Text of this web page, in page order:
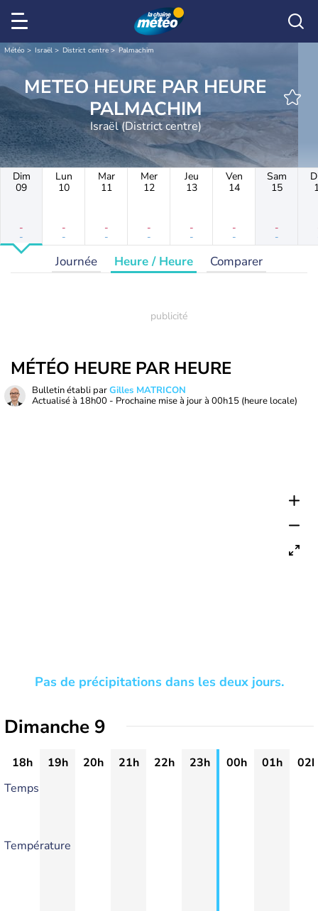
Météo Israël District centre Palmachim
METEO HEURE PAR HEURE
PALMACHIM
Israël (District centre)
Dim
09
-
-
Lun
10
-
-
Mar
11
-
-
Mer
12
-
-
Jeu
13
-
-
Ven
14
-
-
Sam
15
-
-
Journée Heure / Heure Comparer
MÉTÉO HEURE PAR HEURE
Bulletin établi parGilles MATRICON
Actualisé à 18h00 - Prochaine mise à jour à 00h15 (heure locale)
Pas de précipitations dans les deux jours.
Dimanche 9
18h 19h 20h 21h 22h 23h 00h 01h
02h
Temps
Température